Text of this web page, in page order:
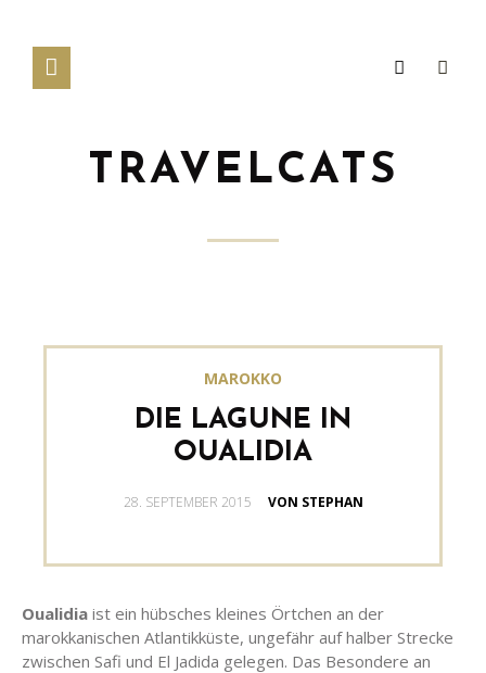
TRAVELCATS
MAROKKO
DIE LAGUNE IN
OUALIDIA
GESCHRIEBEN
28. SEPTEMBER 2015 VON STEPHAN
Oualidia ist ein hübsches kleines Örtchen an der
marokkanischen Atlantikküste, ungefähr auf halber Strecke
zwischen Safi und El Jadida gelegen. Das Besondere an